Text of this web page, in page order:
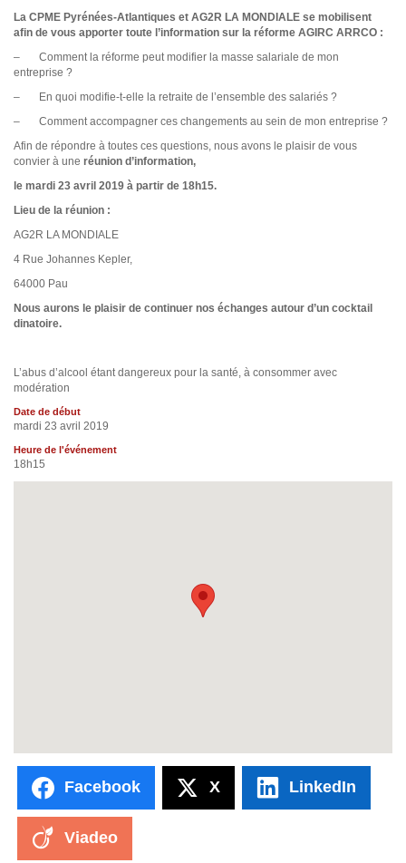
La CPME Pyrénées-Atlantiques et AG2R LA MONDIALE se mobilisent
afin de vous apporter toute l’information sur la réforme AGIRC ARRCO :
– Comment la réforme peut modifier la masse salariale de mon
entreprise ?
– En quoi modifie-t-elle la retraite de l’ensemble des salariés ?
– Comment accompagner ces changements au sein de mon entreprise ?
Afin de répondre à toutes ces questions, nous avons le plaisir de vous
convier à une réunion d’information,
le mardi 23 avril 2019 à partir de 18h15.
Lieu de la réunion :
AG2R LA MONDIALE
4 Rue Johannes Kepler,
64000 Pau
Nous aurons le plaisir de continuer nos échanges autour d’un cocktail
dinatoire.
L’abus d’alcool étant dangereux pour la santé, à consommer avec
modération
Date de début
mardi 23 avril 2019
Heure de l'événement
18h15
Facebook X LinkedIn
Viadeo